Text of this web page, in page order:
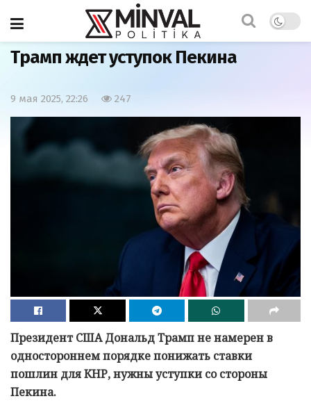
Главная Экономика
Трамп ждет уступок Пекина
9 мая 2025, 22:26 247
Президент США Дональд Трамп не намерен в
одностороннем порядке понижать ставки
пошлин для КНР, нужны уступки со стороны
Пекина.